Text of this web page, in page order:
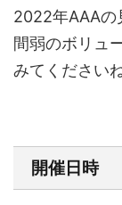
2022年AAAの
間弱のボリュ
みてください
開催日時